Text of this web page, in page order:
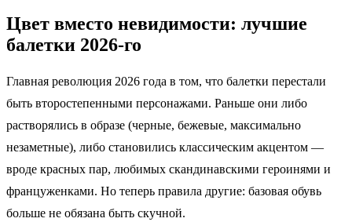
Цвет вместо невидимости: лучшие
балетки 2026‑го
Главная революция 2026 года в том, что балетки перестали
быть второстепенными персонажами. Раньше они либо
растворялись в образе (черные, бежевые, максимально
незаметные), либо становились классическим акцентом —
вроде красных пар, любимых скандинавскими героинями и
француженками. Но теперь правила другие: базовая обувь
больше не обязана быть скучной.